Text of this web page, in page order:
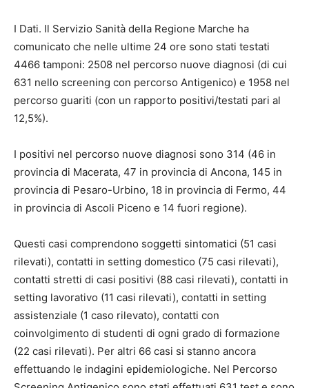
I Dati. Il Servizio Sanità della Regione Marche ha
comunicato che nelle ultime 24 ore sono stati testati
4466 tamponi: 2508 nel percorso nuove diagnosi (di cui
631 nello screening con percorso Antigenico) e 1958 nel
percorso guariti (con un rapporto positivi/testati pari al
12,5%).
I positivi nel percorso nuove diagnosi sono 314 (46 in
provincia di Macerata, 47 in provincia di Ancona, 145 in
provincia di Pesaro-Urbino, 18 in provincia di Fermo, 44
in provincia di Ascoli Piceno e 14 fuori regione).
Questi casi comprendono soggetti sintomatici (51 casi
rilevati), contatti in setting domestico (75 casi rilevati),
contatti stretti di casi positivi (88 casi rilevati), contatti in
setting lavorativo (11 casi rilevati), contatti in setting
assistenziale (1 caso rilevato), contatti con
coinvolgimento di studenti di ogni grado di formazione
(22 casi rilevati). Per altri 66 casi si stanno ancora
effettuando le indagini epidemiologiche. Nel Percorso